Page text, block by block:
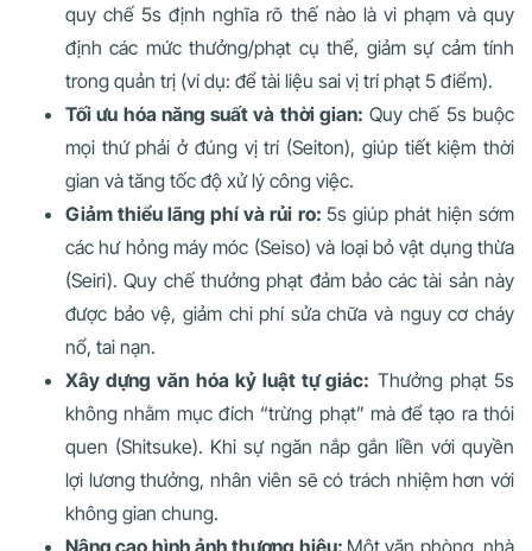
quy chế 5s định nghĩa rõ thế nào là vi phạm và quy
định các mức thưởng/phạt cụ thể, giảm sự cảm tính
trong quản trị (ví dụ: để tài liệu sai vị trí phạt 5 điểm).
Tối ưu hóa năng suất và thời gian: Quy chế 5s buộc
mọi thứ phải ở đúng vị trí (Seiton), giúp tiết kiệm thời
gian và tăng tốc độ xử lý công việc.
Giảm thiểu lãng phí và rủi ro: 5s giúp phát hiện sớm
các hư hỏng máy móc (Seiso) và loại bỏ vật dụng thừa
(Seiri). Quy chế thưởng phạt đảm bảo các tài sản này
được bảo vệ, giảm chi phí sửa chữa và nguy cơ cháy
nổ, tai nạn.
Xây dựng văn hóa kỷ luật tự giác: Thưởng phạt 5s
không nhằm mục đích “trừng phạt” mà để tạo ra thói
quen (Shitsuke). Khi sự ngăn nắp gắn liền với quyền
lợi lương thưởng, nhân viên sẽ có trách nhiệm hơn với
không gian chung.
Nâng cao hình ảnh thương hiệu: Một văn phòng, nhà